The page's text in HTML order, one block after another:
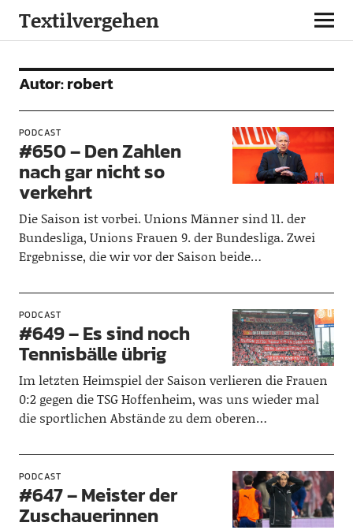
Textilvergehen
Autor:robert
PODCAST
#650 – Den Zahlen
nach gar nicht so
verkehrt
Die Saison ist vorbei. Unions Männer sind 11. der
Bundesliga, Unions Frauen 9. der Bundesliga. Zwei
Ergebnisse, die wir vor der Saison beide…
PODCAST
#649 – Es sind noch
Tennisbälle übrig
Im letzten Heimspiel der Saison verlieren die Frauen
0:2 gegen die TSG Hoffenheim, was uns wieder mal
die sportlichen Abstände zu dem oberen…
PODCAST
#647 – Meister der
Zuschauerinnen